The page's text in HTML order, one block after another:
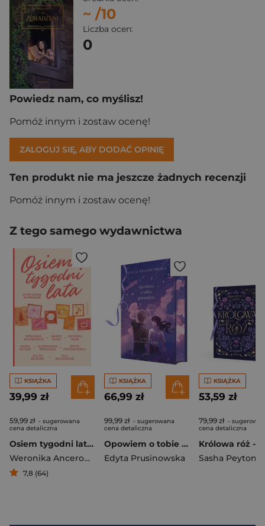
~ /10
Liczba ocen:
0
Powiedz nam, co myślisz!
Pomóż innym i zostaw ocenę!
ZALOGUJ SIĘ, ABY DODAĆ OPINIĘ
Ten produkt nie ma jeszcze żadnych recenzji
Pomóż innym i zostaw ocenę!
Z tego samego wydawnictwa
KSIĄŻKA
39,99 zł
59,99 zł - sugerowana
cena detaliczna
Osiem tygodni lata. Opowiadania na wakacje
Weronika Ancerowicz
,Marta Bijan,Oktawia Kain,Maria
7,8 (64)
KSIĄŻKA
66,99 zł
99,99 zł - sugerowana
cena detaliczna
Opowiem o tobie gwiazdom. Wydanie kolekcjonerskie
Edyta Prusinowska
KSIĄŻKA
53,59 zł
79,99 zł -
cena detaliczna